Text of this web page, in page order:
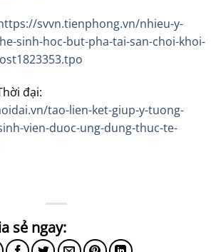
svvn.tienphong.vn/nhieu-y-
sinh-hoc-but-pha-tai-san-choi-khoi-
đại:
tao-lien-ket-giup-y-tuong-
vien-duoc-ung-dung-thuc-te-